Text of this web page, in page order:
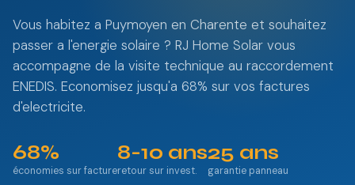
Vous habitez a Puymoyen en Charente et souhaitez
passer a l'energie solaire ? RJ Home Solar vous
accompagne de la visite technique au raccordement
ENEDIS. Economisez jusqu'a 68% sur vos factures
d'electricite.
68%
économies sur facture
8-10 ans
retour sur invest.
25 ans
garantie panneau